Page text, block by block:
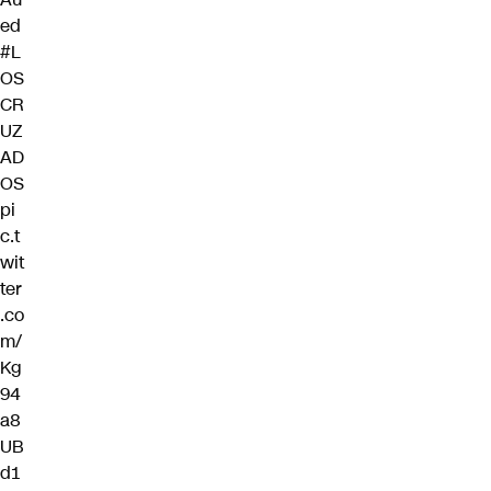
ed
#L
OS
CR
UZ
AD
OS
pi
c.t
wit
ter
.co
m/
Kg
94
a8
UB
d1